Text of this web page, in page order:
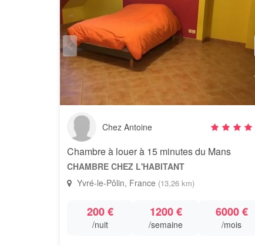
Chez Antoine
Chambre à louer à 15 minutes du Mans
CHAMBRE CHEZ L'HABITANT
Yvré-le-Pôlin, France (13,26 km)
200 €
/nuit
1200 €
/semaine
6000 €
/mois